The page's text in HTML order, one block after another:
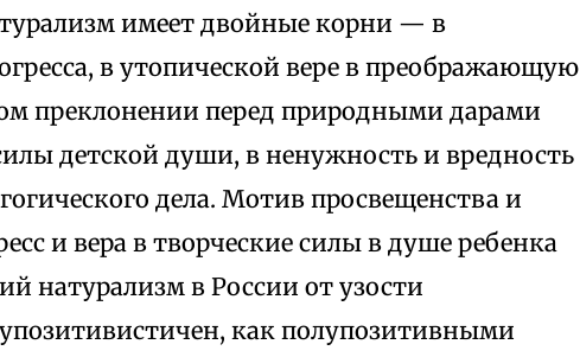
имеет двойные корни — в
в утопической вере в преображающую
преклонении перед природными дарами
детской души, в ненужность и вредность
дела. Мотив просвещенства и
и вера в творческие силы в душе ребенка
натурализм в России от узости
как полупозитивными